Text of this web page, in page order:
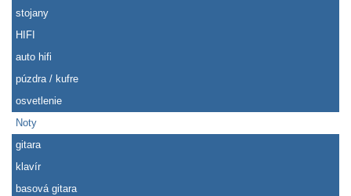
stojany
HIFI
auto hifi
púzdra / kufre
osvetlenie
Noty
gitara
klavír
basová gitara